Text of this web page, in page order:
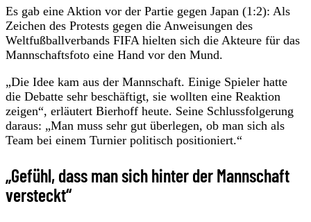
Es gab eine Aktion vor der Partie gegen Japan (1:2): Als
Zeichen des Protests gegen die Anweisungen des
Weltfußballverbands FIFA hielten sich die Akteure für das
Mannschaftsfoto eine Hand vor den Mund.
„Die Idee kam aus der Mannschaft. Einige Spieler hatte
die Debatte sehr beschäftigt, sie wollten eine Reaktion
zeigen“, erläutert Bierhoff heute. Seine Schlussfolgerung
daraus: „Man muss sehr gut überlegen, ob man sich als
Team bei einem Turnier politisch positioniert.“
„Gefühl, dass man sich hinter der Mannschaft
versteckt“